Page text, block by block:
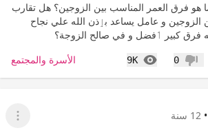
هو فرق العمر المناسب بين الزوجين؟ هل تقارب
الزوجين و عامل يساعد بٳذن الله علي نجاح
فرق كبير ٲفضل و في صالح الزوجة؟
عدم إعجاب
0
9K
المشاهدات الأسرة والمجتمع
• 12 سنة
عرض